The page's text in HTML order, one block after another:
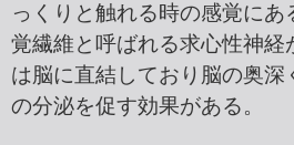
っくりと触れる時の感覚に
覚繊維と呼ばれる求心性神経
は脳に直結しており脳の奥深
の分泌を促す効果がある。